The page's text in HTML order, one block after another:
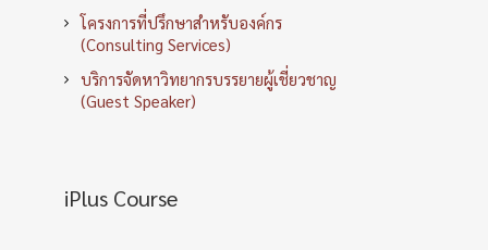
โครงการที่ปรึกษาสำหรับองค์กร
(Consulting Services)
บริการจัดหาวิทยากรบรรยายผู้เชี่ยวชาญ
(Guest Speaker)
iPlus Course